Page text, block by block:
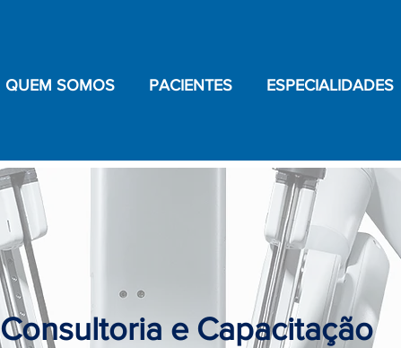
QUEM SOMOS PACIENTES ESPECIALIDADES
Consultoria e Capacitação